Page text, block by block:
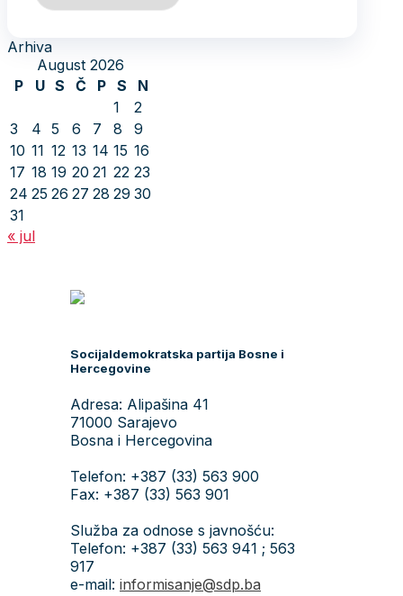
Arhiva
August 2026
P
U S Č P S
N
1
2
3
4 5 6 7 8
9
10 11 12 13 14 15 16
17 18 19 20 21 22 23
24 25 26 27 28 29 30
31
« jul
Socijaldemokratska partija Bosne i
Hercegovine
Adresa: Alipašina 41
71000 Sarajevo
Bosna i Hercegovina
Telefon: +387 (33) 563 900
Fax: +387 (33) 563 901
Služba za odnose s javnošću:
Telefon: +387 (33) 563 941 ; 563
917
e-mail: informisanje@sdp.ba